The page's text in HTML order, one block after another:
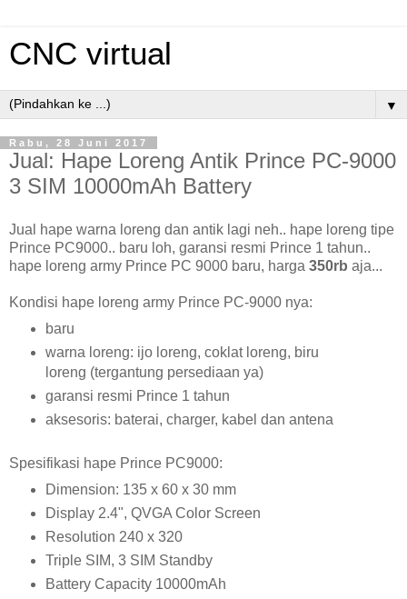
CNC virtual
▼
Rabu, 28 Juni 2017
Jual: Hape Loreng Antik Prince PC-9000
3 SIM 10000mAh Battery
Jual hape warna loreng dan antik lagi neh.. hape loreng tipe
Prince PC9000.. baru loh, garansi resmi Prince 1 tahun..
hape loreng army Prince PC 9000 baru, harga 350rb aja...
Kondisi hape loreng army Prince PC-9000 nya:
baru
warna loreng: ijo loreng, coklat loreng, biru
loreng (tergantung persediaan ya)
garansi resmi Prince 1 tahun
aksesoris: baterai, charger, kabel dan antena
Spesifikasi hape Prince PC9000:
Dimension: 135 x 60 x 30 mm
Display 2.4", QVGA Color Screen
Resolution 240 x 320
Triple SIM, 3 SIM Standby
Battery Capacity 10000mAh